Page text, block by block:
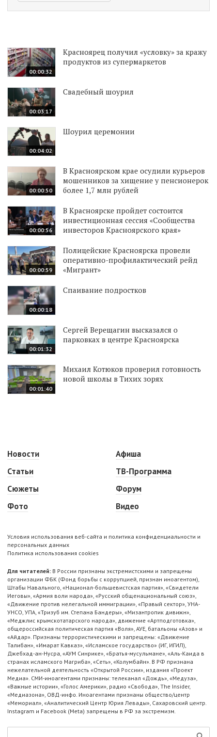
00:00:32
Красноярец получил «условку» за кражу
продуктов из супермаркетов
00:03:17
Свадебный шоурил
00:04:02
Шоурил церемонии
00:00:50
В Красноярском крае осудили курьеров
мошенников за хищение у пенсионерок
более 1,7 млн рублей
00:00:56
В Красноярске пройдет состоится
инвестиционная сессия «Сообщества
инвесторов Красноярского края»
00:00:59
Полицейские Красноярска провели
оперативно-профилактический рейд
«Мигрант»
00:00:18
Спаивание подростков
00:01:32
Сергей Верещагин высказался о
парковках в центре Красноярска
00:01:40
Михаил Котюков проверил готовность
новой школы в Тихих зорях
Новости
Статьи
Сюжеты
Фото
Афиша
ТВ-Программа
Форум
Видео
Условия использования веб-сайта и политика конфиденциальности и
персональных данных
Политика использования cookies
Для читателей: В России признаны экстремистскими и запрещены
организации ФБК (Фонд борьбы с коррупцией, признан иноагентом),
Штабы Навального, «Национал-большевистская партия», «Свидетели
Иеговы», «Армия воли народа», «Русский общенациональный союз»,
«Движение против нелегальной иммиграции», «Правый сектор», УНА-
УНСО, УПА, «Тризуб им. Степана Бандеры», «Мизантропик дивижн»,
«Меджлис крымскотатарского народа», движение «Артподготовка»,
общероссийская политическая партия «Воля», АУЕ, батальоны «Азов» и
«Айдар». Признаны террористическими и запрещены: «Движение
Талибан», «Имарат Кавказ», «Исламское государство» (ИГ, ИГИЛ),
Джебхад-ан-Нусра, «АУМ Синрике», «Братья-мусульмане», «Аль-Каида в
странах исламского Магриба», «Сеть», «Колумбайн». В РФ признана
нежелательной деятельность «Открытой России», издания «Проект
Медиа». СМИ-иноагентами признаны: телеканал «Дождь», «Медуза»,
«Важные истории», «Голос Америки», радио «Свобода», The Insider,
«Медиазона», ОВД-инфо. Иноагентами признаны общество/центр
«Мемориал», «Аналитический Центр Юрия Левады», Сахаровский центр.
Instagram и Facebook (Metа) запрещены в РФ за экстремизм.